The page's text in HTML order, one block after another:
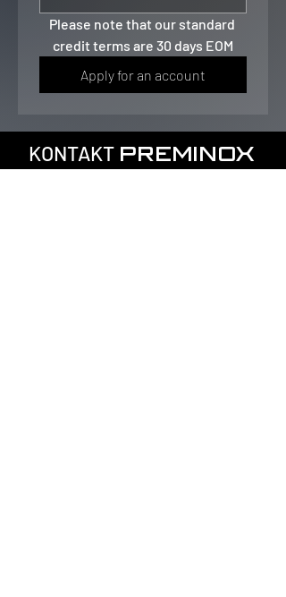
Please note that our standard
credit terms are 30 days EOM
Apply for an account
KONTAKT PREMINOX